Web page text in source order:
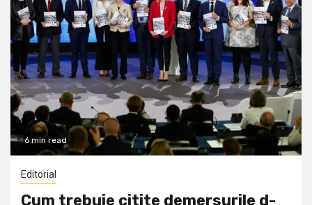
6 min read
Editorial
Cum trebuie citite demersurile d-